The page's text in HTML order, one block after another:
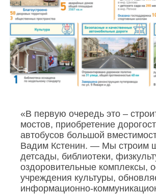
«В первую очередь это –
мостов, приобретение
автобусов большой
Вадим Кстенин. — Мы строим
детсады, библиотеки,
оздоровительные комплексы,
учреждения культуры,
информационно-